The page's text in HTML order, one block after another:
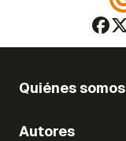
Quiénes somos
Autores